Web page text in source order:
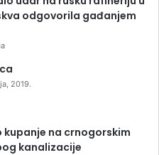
odgovorila gađanjem
2019.
kupanje na crnogorskim
kanalizacije